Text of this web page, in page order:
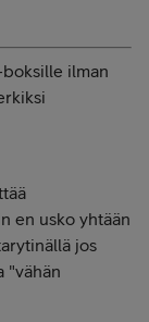
ilman
en usko yhtään
jos
"vähän